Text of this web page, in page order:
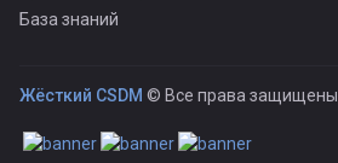
База знаний
Жёсткий CSDM © Все права защищены